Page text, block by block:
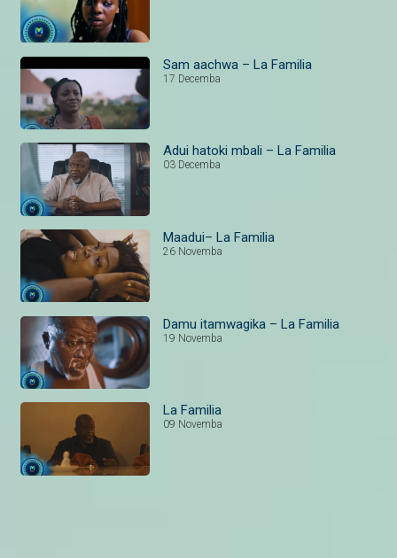
Sam aachwa – La Familia
17 Decemba
Adui hatoki mbali – La Familia
03 Decemba
Maadui– La Familia
26 Novemba
Damu itamwagika – La Familia
19 Novemba
La Familia
09 Novemba